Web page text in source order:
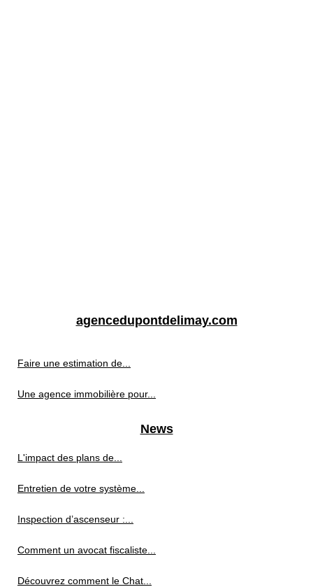
agencedupontdelimay.com
Faire une estimation de...
Une agence immobilière pour...
News
L'impact des plans de...
Entretien de votre système...
Inspection d’ascenseur :...
Comment un avocat fiscaliste...
Découvrez comment le Chat...